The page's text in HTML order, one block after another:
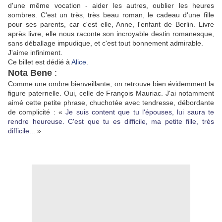
d'une même vocation - aider les autres, oublier les heures
sombres. C'est un très, très beau roman, le cadeau d'une fille
pour ses parents, car c'est elle, Anne, l'enfant de Berlin. Livre
après livre, elle nous raconte son incroyable destin romanesque,
sans déballage impudique, et c'est tout bonnement admirable.
J'aime infiniment.
Ce billet est dédié à Alice
Nota Bene :
Comme une ombre bienveillante, on retrouve bien évidemment la
figure paternelle. Oui, celle de François Mauriac. J'ai notamment
aimé cette petite phrase, chuchotée avec tendresse, débordante
de complicité : « Je suis content que tu l'épouses, lui saura te
rendre heureuse. C'est que tu es difficile, ma petite fille, très
difficile... »